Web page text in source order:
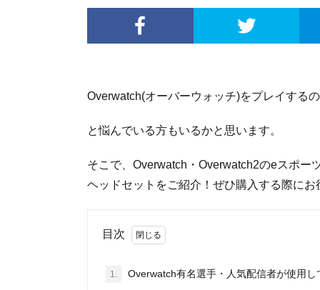
Overwatch(オーバーウォッチ)をプレイする
と悩んでいる方もいるかと思います。
そこで、Overwatch・Overwatch2のeスポー
ヘッドセットをご紹介！ぜひ購入する際にお
目次
1. Overwatch有名選手・人気配信者が使用